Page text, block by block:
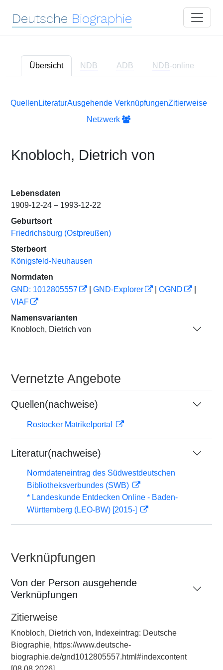
Deutsche Biographie
Übersicht NDB ADB NDB-online
Quellen LiteraturAusgehende VerknüpfungenZitierweise
Netzwerk
Knobloch, Dietrich von
Lebensdaten
1909-12-24 – 1993-12-22
Geburtsort
Friedrichsburg (Ostpreußen)
Sterbeort
Königsfeld-Neuhausen
Normdaten
GND: 1012805557
GND-Explorer OGND
VIAF
Namensvarianten
Knobloch, Dietrich von
Vernetzte Angebote
Quellen(nachweise)
Rostocker Matrikelportal
Literatur(nachweise)
Normdateneintrag des Südwestdeutschen
Bibliotheksverbundes (SWB)
* Landeskunde Entdecken Online - Baden-
Württemberg (LEO-BW) [2015-]
Verknüpfungen
Von der Person ausgehende
Verknüpfungen
Zitierweise
Knobloch, Dietrich von, Indexeintrag: Deutsche
Biographie, https://www.deutsche-
biographie.de/gnd1012805557.html#indexcontent